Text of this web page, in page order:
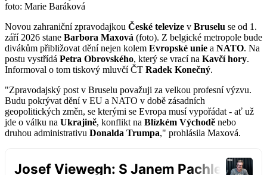
foto: Marie Baráková
Novou zahraniční zpravodajkou České televize v Bruselu se od 1.
září 2026 stane Barbora Maxová (foto). Z belgické metropole bude
divákům přibližovat dění nejen kolem Evropské unie a NATO. Na
postu vystřídá Petra Obrovského, který se vrací na Kavčí hory.
Informoval o tom tiskový mluvčí ČT Radek Konečný.
"Zpravodajský post v Bruselu považuji za velkou profesní výzvu.
Budu pokrývat dění v EU a NATO v době zásadních
geopolitických změn, se kterými se Evropa musí vypořádat - ať už
jde o válku na Ukrajině, konflikt na Blízkém Východě nebo
druhou administrativu Donalda Trumpa," prohlásila Maxová.